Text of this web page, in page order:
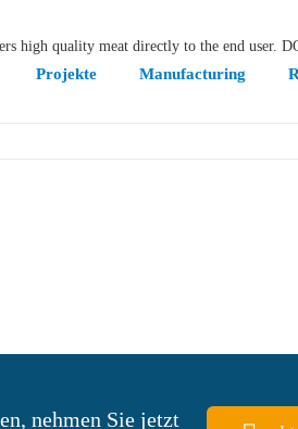
Projekte Manufacturing
high quality meat directly to the end user.
nehmen Sie jetzt